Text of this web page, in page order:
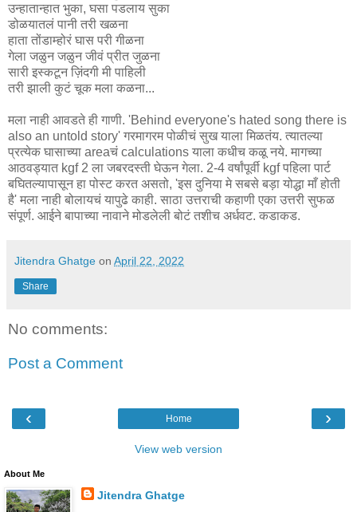
उन्हातान्हात भुका, घसा पडलाय सुका
डोळयातलं पानी तरी खळना
हाता तोंडाम्होरं घास परी गीळना
गेला जळुन जळुन जीवं प्रीत जुळना
सारी इस्कटून ज़िंदगी मी पाहिली
तरी झाली कुटं चूक मला कळना...
मला नाही आवडते ही गाणी. 'Behind everyone's hated song there is
also an untold story' गरमागरम पोळीचं सुख याला मिळतंय. त्यातल्या
प्रत्येक घासाच्या areaचं calculations याला कधीच कळू नये. मागच्या
आठवड्यात kgf 2 ला जबरदस्ती घेऊन गेला. 2-4 वर्षांपूर्वी kgf पहिला पार्ट
बघितल्यापासून हा पोस्ट करत असतो, 'इस दुनिया मे सबसे बड़ा योद्धा माँ होती
है' मला नाही बोलायचं यापुढे काही. साठा उत्तराची कहाणी एका उत्तरी सुफळ
संपूर्ण. आईने बापाच्या नावाने मोडलेली बोटं तशीच अर्धवट. कडाकड.
Jitendra Ghatge on April 22, 2022
Share
No comments:
Post a Comment
‹ ›
Home
View web version
About Me
Jitendra Ghatge